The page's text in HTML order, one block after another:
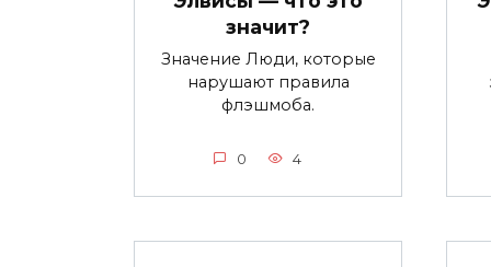
значит?
Значение Люди, которые
нарушают правила
флэшмоба.
0 4